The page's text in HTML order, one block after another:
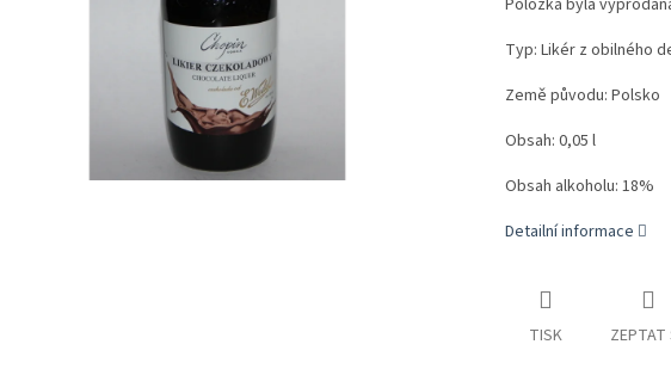
Položka byla
Typ: Likér z obilného
Země původu: Polsko
Obsah: 0,05 l
Obsah alkoholu: 18%
Detailní informace
TISK ZEPTAT